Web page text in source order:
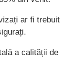
ar fi trebuit
a calității de